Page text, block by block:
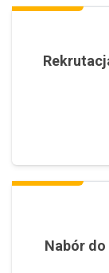
Nabór